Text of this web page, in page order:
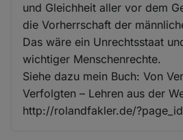
und Gleichheit aller vor dem
die Vorherrschaft der
Das wäre ein Unrechtsstaat
wichtiger Menschenrechte.
Siehe dazu mein Buch: Von
Verfolgten – Lehren aus der
http://rolandfakler.de/